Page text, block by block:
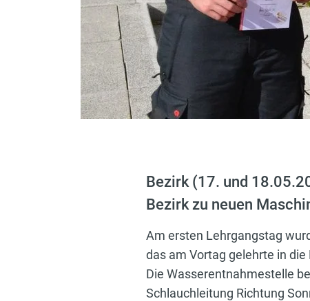
Bezirk (17. und
Bezirk zu neuen
Am ersten Lehrgangstag
das am Vortag gelehrte in
Die Wasserentnahmestelle
Schlauchleitung Richtung